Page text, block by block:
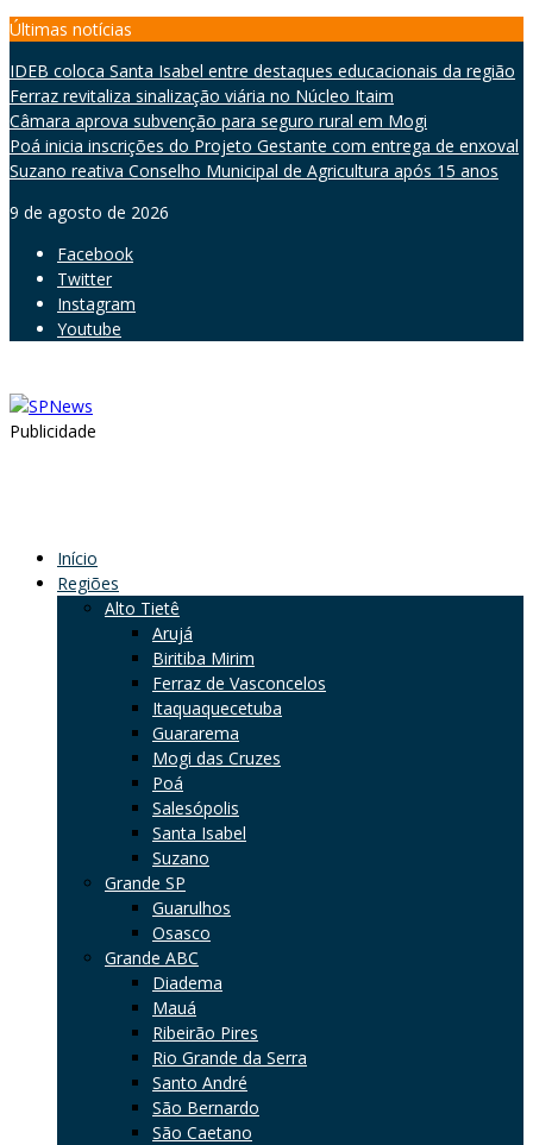
Skip
content
Últimas notícias
IDEB coloca Santa Isabel entre destaques educacionais da região
Ferraz revitaliza sinalização viária no Núcleo Itaim
Câmara aprova subvenção para seguro rural em Mogi
Poá inicia inscrições do Projeto Gestante com entrega de enxoval
Suzano reativa Conselho Municipal de Agricultura após 15 anos
9 de agosto de 2026
Facebook
Twitter
Instagram
Youtube
Publicidade
Início
Regiões
Alto Tietê
Arujá
Biritiba Mirim
Ferraz de Vasconcelos
Itaquaquecetuba
Guararema
Mogi das Cruzes
Poá
Salesópolis
Santa Isabel
Suzano
Grande SP
Guarulhos
Osasco
Grande ABC
Diadema
Mauá
Ribeirão Pires
Rio Grande da Serra
Santo André
São Bernardo
São Caetano